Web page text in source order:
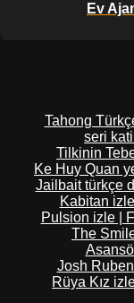
Ev
Tahong
seri
Tilkinin
Ke Huy Quan
Jailbait türkçe
Kabitan
Pulsion izle |
The
Josh
Rüya Kız